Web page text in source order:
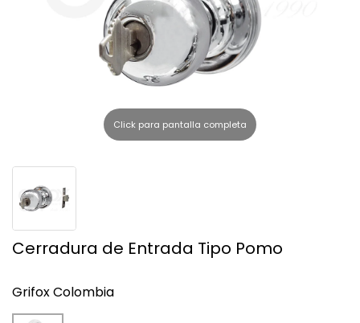
Click para pantalla completa
Cerradura de Entrada Tipo Pomo
Grifox Colombia